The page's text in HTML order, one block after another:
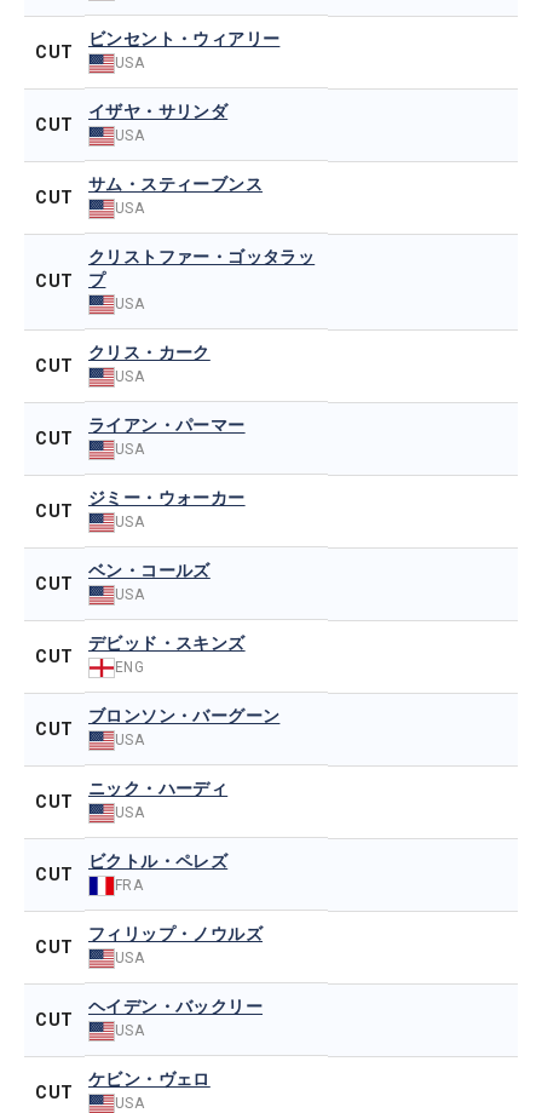
CUT
ビンセント・ウィアリー
USA
CUT
イザヤ・サリンダ
USA
CUT
サム・スティーブンス
USA
CUT
クリストファー・ゴッタラッ
プ
USA
CUT
クリス・カーク
USA
CUT
ライアン・パーマー
USA
CUT
ジミー・ウォーカー
USA
CUT
ベン・コールズ
USA
CUT
デビッド・スキンズ
ENG
CUT
ブロンソン・バーグーン
USA
CUT
ニック・ハーディ
USA
CUT
ビクトル・ペレズ
FRA
CUT
フィリップ・ノウルズ
USA
CUT
ヘイデン・バックリー
USA
CUT
ケビン・ヴェロ
USA